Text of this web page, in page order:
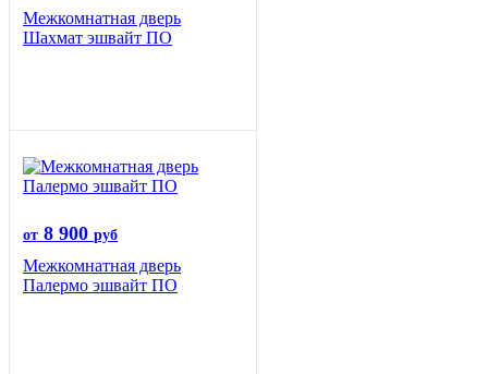
Межкомнатная дверь
Шахмат эшвайт ПО
от 8 900 руб
Межкомнатная дверь
Палермо эшвайт ПО